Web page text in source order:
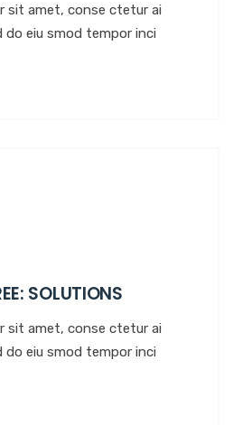
sit amet, conse ctetur ai
do eiu smod tempor inci
SOLUTIONS
sit amet, conse ctetur ai
do eiu smod tempor inci